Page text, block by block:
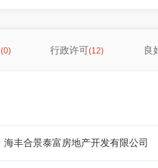
(0) 行政许可(12) 良
海丰合景泰富房地产开发有限公司